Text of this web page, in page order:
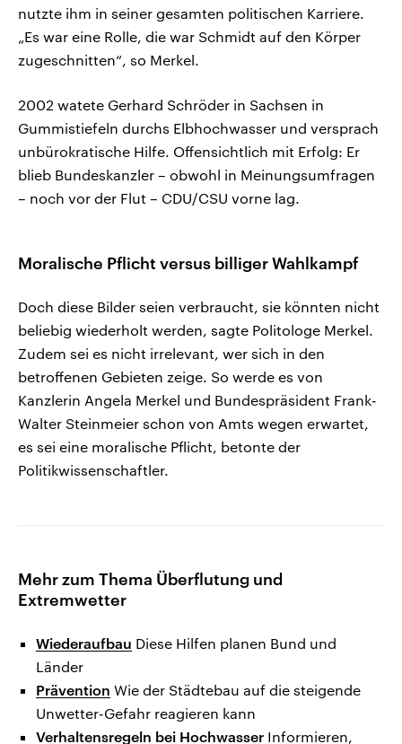
nutzte ihm in seiner gesamten politischen Karriere.
„Es war eine Rolle, die war Schmidt auf den Körper
zugeschnitten“, so Merkel.
2002 watete Gerhard Schröder in Sachsen in
Gummistiefeln durchs Elbhochwasser und versprach
unbürokratische Hilfe. Offensichtlich mit Erfolg: Er
blieb Bundeskanzler – obwohl in Meinungsumfragen
– noch vor der Flut – CDU/CSU vorne lag.
Moralische Pflicht versus billiger Wahlkampf
Doch diese Bilder seien verbraucht, sie könnten nicht
beliebig wiederholt werden, sagte Politologe Merkel.
Zudem sei es nicht irrelevant, wer sich in den
betroffenen Gebieten zeige. So werde es von
Kanzlerin Angela Merkel und Bundespräsident Frank-
Walter Steinmeier schon von Amts wegen erwartet,
es sei eine moralische Pflicht, betonte der
Politikwissenschaftler.
Mehr zum Thema Überflutung und
Extremwetter
Wiederaufbau Diese Hilfen planen Bund und
Länder
Prävention Wie der Städtebau auf die steigende
Unwetter-Gefahr reagieren kann
Verhaltensregeln bei Hochwasser Informieren,